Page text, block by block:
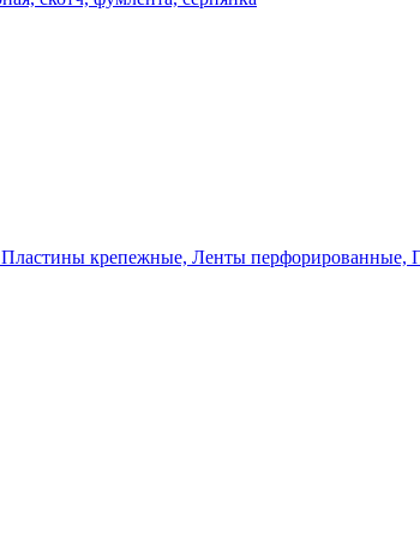
крепежные, Ленты перфорированные,